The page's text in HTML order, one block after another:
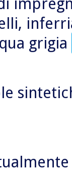
grigia